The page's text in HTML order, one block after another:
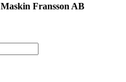
Maskin Fransson AB